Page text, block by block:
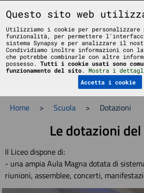
Liceo Scientifico Statale Bruno Touschek -
Home > Scuola > Dotazioni
Le dotazioni
Il Liceo dispone di:
- una ampia Aula Magna dotata di
riunioni, assemblee, concerti,
Questo sito web
Utilizziamo i cookie per
funzionalità, per permettere
sistema Synapsy e per analizzare il
Condividiamo inoltre informazioni con la
che potrebbe combinarle con altre
possesso. Tutti i cookie usati sono
funzionamento del sito. Mostra i
Accetta i cookie